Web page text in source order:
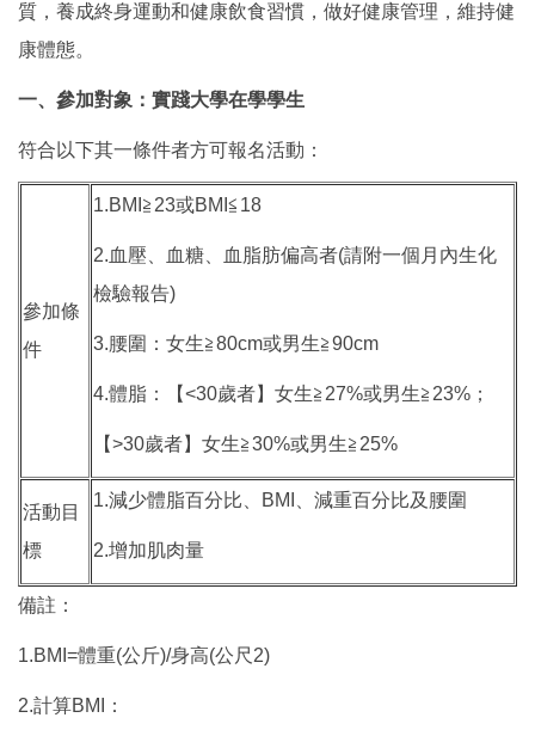
質，養成終身運動和健康飲食習慣，做好健康管理，維持健
康體態。
一、參加對象：實踐大學在學學生
符合以下其一條件者方可報名活動：
參加條
件
1.BMI≧23或BMI≦18
2.血壓、血糖、血脂肪偏高者(請附一個月內生化
檢驗報告)
3.腰圍：女生≧80cm或男生≧90cm
4.體脂：【<30歲者】女生≧27%或男生≧23%；
【>30歲者】女生≧30%或男生≧25%
活動目
標
1.減少體脂百分比、BMI、減重百分比及腰圍
2.增加肌肉量
備註：
1.BMI=體重(公斤)/身高(公尺2)
2.計算BMI：